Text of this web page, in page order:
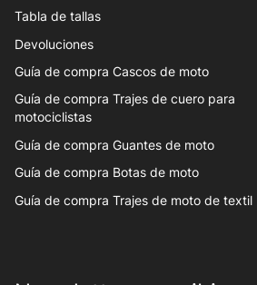
Tabla de tallas
Devoluciones
Guía de compra Cascos de moto
Guía de compra Trajes de cuero para
motociclistas
Guía de compra Guantes de moto
Guía de compra Botas de moto
Guía de compra Trajes de moto de textil